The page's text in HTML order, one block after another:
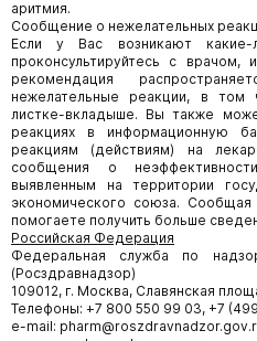
аритмия.
Сообщение о нежелательных
Если у Вас возникают какие-
проконсультируйтесь с врачом,
рекомендация
нежелательные реакции, в
листке-вкладыше. Вы также
реакциях в информационную
реакциям (действиям) на
сообщения о
выявленным на территории
экономического союза.
помогаете получить больше
Российская Федерация
Федеральная служба по
(Росздравнадзор)
109012, г. Москва, Славянская
Телефоны: +7 800 550 99 03, +7
e-mail: